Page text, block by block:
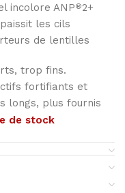
incolore ANP®2+
les cils
de lentilles
trop fins.
fortifiants et
longs, plus fournis
de stock